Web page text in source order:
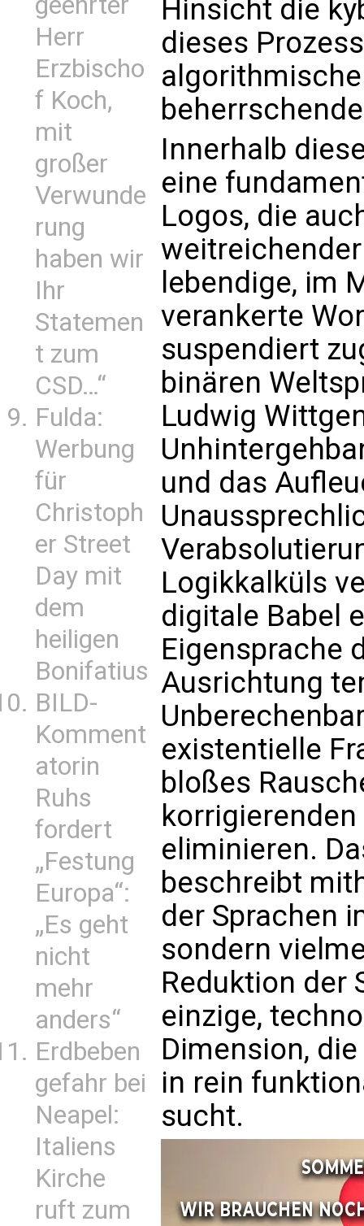
Herr
Erzbischo
f Koch,
mit
großer
Verwunde
rung
haben wir
Ihr
Statemen
t zum
CSD…“
Fulda:
Werbung
für
Christoph
er Street
Day mit
dem
heiligen
Bonifatius
BILD-
Komment
atorin
Ruhs
fordert
„Festung
Europa“:
„Es geht
nicht
mehr
anders“
Erdbeben
gefahr bei
Neapel:
Italiens
Kirche
ruft zum
Hinsicht die
dieses
Innerhalb
eine
Logos, die
lebendige, im
verankerte
suspendiert
binären
Ludwig
und das
Logikkalküls
digitale Babel
Eigensprache
Ausrichtung
existentielle
bloßes
eliminieren.
beschreibt
der Sprachen
sondern
Reduktion der
einzige,
Dimension,
in rein
sucht.